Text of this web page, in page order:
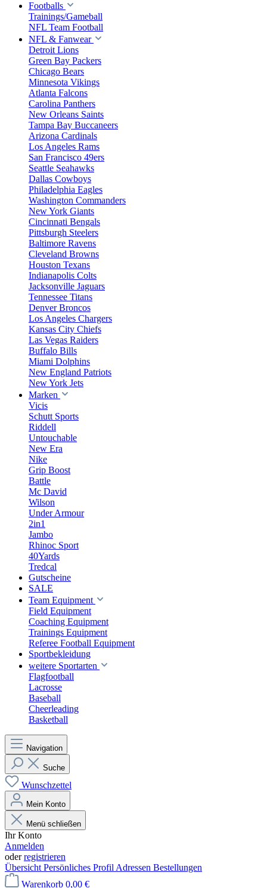
Footballs
Trainings/Gameball
NFL Team Football
NFL & Fanwear
Detroit Lions
Green Bay Packers
Chicago Bears
Minnesota Vikings
Atlanta Falcons
Carolina Panthers
New Orleans Saints
Tampa Bay Buccaneers
Arizona Cardinals
Los Angeles Rams
San Francisco 49ers
Seattle Seahawks
Dallas Cowboys
Philadelphia Eagles
Washington Commanders
New York Giants
Cincinnati Bengals
Pittsburgh Steelers
Baltimore Ravens
Cleveland Browns
Houston Texans
Indianapolis Colts
Jacksonville Jaguars
Tennessee Titans
Denver Broncos
Los Angeles Chargers
Kansas City Chiefs
Las Vegas Raiders
Buffalo Bills
Miami Dolphins
New England Patriots
New York Jets
Marken
Vicis
Schutt Sports
Riddell
Untouchable
New Era
Nike
Grip Boost
Battle
Mc David
Wilson
Under Armour
2in1
Jambo
Rhinoc Sport
40Yards
Tredcal
Gutscheine
SALE
Team Equipment
Field Equipment
Coaching Equipment
Trainings Equipment
Referee Football Equipment
Sportbekleidung
weitere Sportarten
Flagfootball
Lacrosse
Baseball
Cheerleading
Basketball
Navigation
Suche
Wunschzettel
Mein Konto
Menü schließen
Ihr Konto
Anmelden
oderregistrieren
Übersicht Persönliches Profil Adressen Bestellungen
Warenkorb 0,00 €